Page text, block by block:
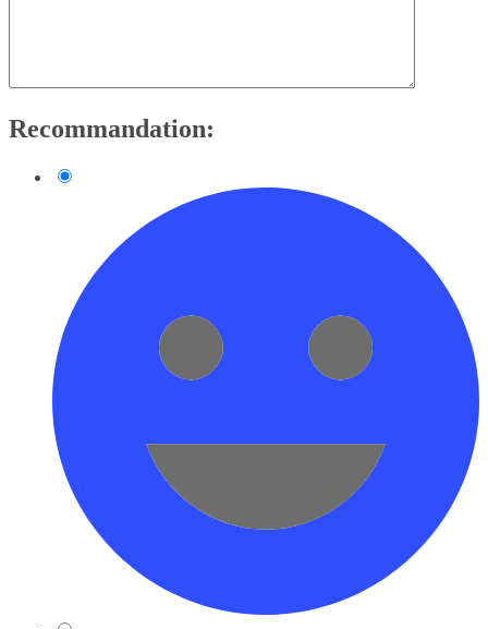
Recommandation: